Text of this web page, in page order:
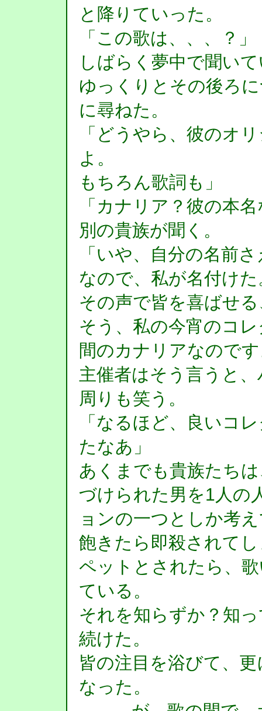
と降りていった。
「この歌は、、、？」
しばらく夢中で聞い
ゆっくりとその後ろ
に尋ねた。
「どうやら、彼のオ
よ。
もちろん歌詞も」
「カナリア？彼の本
別の貴族が聞く。
「いや、自分の名前
なので、私が名付けた
その声で皆を喜ばせ
そう、私の今宵のコ
間のカナリアなので
主催者はそう言うと
周りも笑う。
「なるほど、良いコ
たなあ」
あくまでも貴族たち
づけられた男を1人の
ョンの一つとしか考
飽きたら即殺されて
ペットとされたら、
ている。
それを知らずか？知
続けた。
皆の注目を浴びて、
なった。